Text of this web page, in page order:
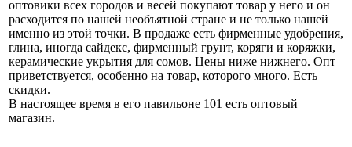
оптовики всех городов и весей покупают товар у него и он
расходится по нашей необъятной стране и не только нашей
именно из этой точки. В продаже есть фирменные удобрения,
глина, иногда сайдекс, фирменный грунт, коряги и коряжки,
керамические укрытия для сомов. Цены ниже нижнего. Опт
приветствуется, особенно на товар, которого много. Есть
скидки.
В настоящее время в его павильоне 101 есть оптовый
магазин.